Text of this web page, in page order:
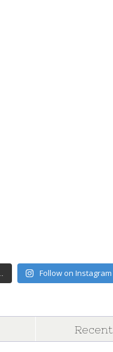
Follow on Instagram
Recent